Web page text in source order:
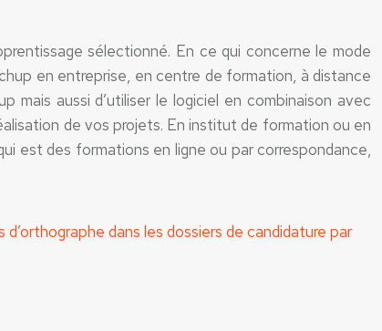
sélectionné. En ce qui concerne le mode
en entreprise, en centre de formation, à distance
aussi d’utiliser le logiciel en combinaison avec
de vos projets. En institut de formation ou en
est des formations en ligne ou par correspondance,
dans les dossiers de candidature par